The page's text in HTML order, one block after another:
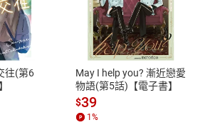
退換貨規範
本店是否提供消費者保護法七日猶
之權利，遽消費者保護法及通訊交
除權合理例外情事適用準則，依商
質各有不同規定。詳細退換貨說明
照各商品說明。
往(第6
May I help you? 漸近戀愛
物語(第5話)【電子書】
$39
1 %